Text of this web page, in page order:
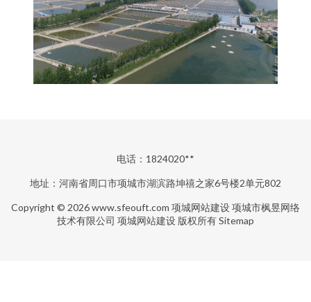
电话：1824020**
地址：河南省周口市项城市湖滨路坤禧之家6号楼2单元802
Copyright © 2026www.sfeouft.com 项城网站建设项城市枫昱网络
技术有限公司 项城网站建设 版权所有Sitemap